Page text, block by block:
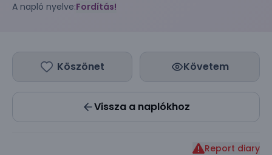
A napló nyelve:Fordítás!
Köszönet Követem
Vissza a naplókhoz
Report diary